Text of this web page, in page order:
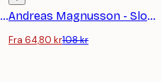
Athene Fritsch - Brev til Min Seng Plakat Andreas Magnusson - Slow Morning Club Sloth Plakat
Fra 64,80 kr108 kr